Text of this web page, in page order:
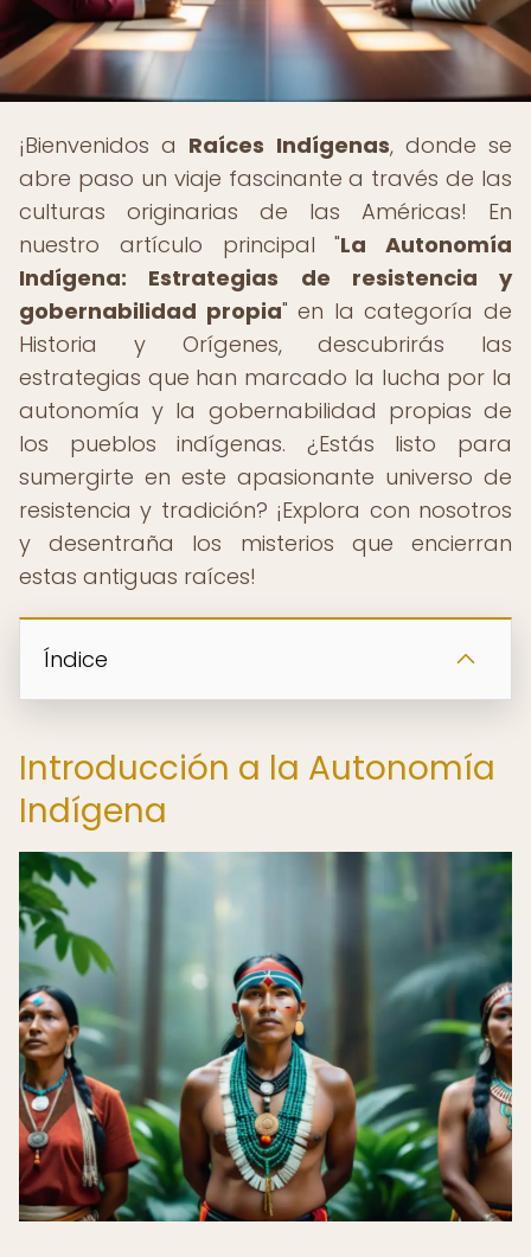
¡Bienvenidos a Raíces Indígenas, donde se
abre paso un viaje fascinante a través de las
culturas originarias de las Américas! En
nuestro artículo principal "La Autonomía
Indígena: Estrategias de resistencia y
gobernabilidad propia" en la categoría de
Historia y Orígenes, descubrirás las
estrategias que han marcado la lucha por la
autonomía y la gobernabilidad propias de
los pueblos indígenas. ¿Estás listo para
sumergirte en este apasionante universo de
resistencia y tradición? ¡Explora con nosotros
y desentraña los misterios que encierran
estas antiguas raíces!
Índice
Introducción a la Autonomía
Indígena